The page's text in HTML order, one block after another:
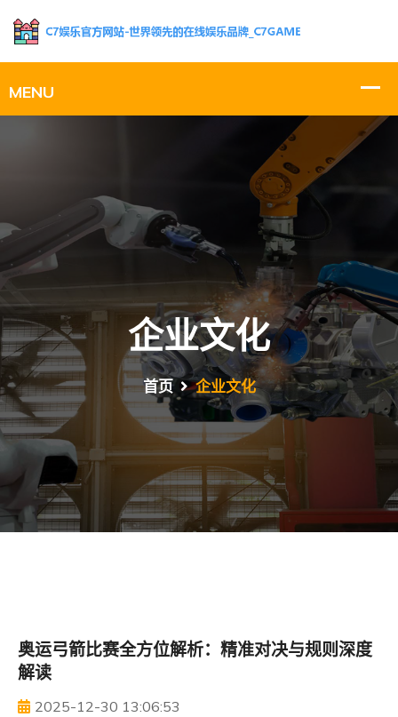
企业文化
首页 企业文化
奥运弓箭比赛全方位解析：精准对决与规则深度
解读
2025-12-30 13:06:53